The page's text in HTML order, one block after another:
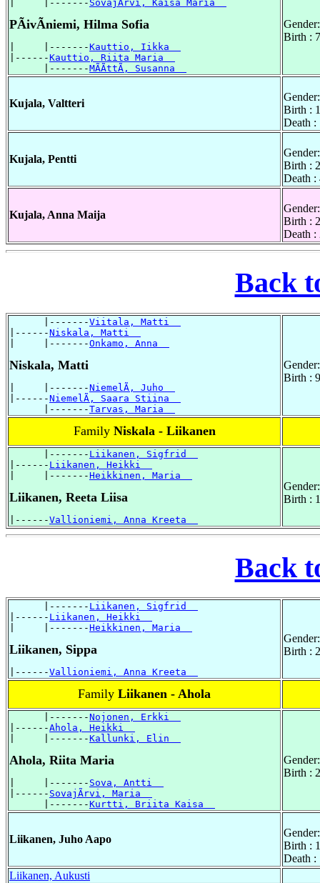
|     |------- SovajÃrvi, Kaisa Maria
PÃivÃniemi, Hilma Sofia
|     |-------Kauttio, Iikka
|------Kauttio, Riita Maria
      |-------
MÃÃttÃ, Susanna
Birth :
Kujala, Valtteri
Birth :
Death :
Kujala, Pentti
Birth :
Death :
Kujala, Anna Maija
Birth :
Death :
Back
      |-------
Viitala, Matti
|------Niskala, Matti
|     |-------Onkamo, Anna
Niskala, Matti
|     |-------NiemelÃ, Juho
|------NiemelÃ, Saara Stiina
      |-------
Tarvas, Maria
Birth :
Family Niskala - Liikanen
      |-------
Liikanen, Sigfrid
|------ Liikanen, Heikki
|     |-------Heikkinen, Maria
Liikanen, Reeta Liisa
|------Vallioniemi, Anna Kreeta
Birth :
Back
      |-------
Liikanen, Sigfrid
|------ Liikanen, Heikki
|     |-------Heikkinen, Maria
Liikanen, Sippa
|------Vallioniemi, Anna Kreeta
Birth :
Family Liikanen - Ahola
      |-------
Nojonen, Erkki
|------Ahola, Heikki
|     |-------Kallunki, Elin
Ahola, Riita Maria
|     |------- Sova, Antti
|------ SovajÃrvi, Maria
      |-------
Kurtti, Briita Kaisa
Birth :
Liikanen, Juho Aapo
Birth :
Death :
Liikanen, Aukusti